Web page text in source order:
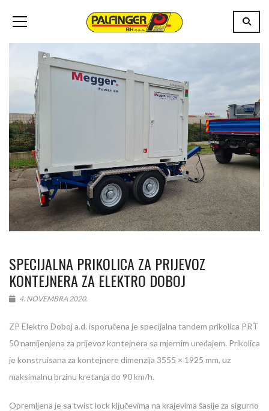
SPECIJALNA PRIKOLICA ZA PRIJEVOZ
KONTEJNERA ZA ELEKTRO DOBOJ
4. NOVEMBRA 2020.
ZP Elektro Doboj a.d. isporučena je specijalna tandem prikolica PRT
50 namijenjena za prijevoz kontejnera sa mjernim uređajem. Prikolica
je konstruisana za kontejnere dimenzija 3555 × 1925 mm, uz
maksimalnu brzinu kretanja do 90 km/h.
Opremljena je sa twist lock ključevima na krajevima šasije za sigurno